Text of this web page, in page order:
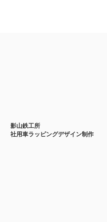
影山鉄工所
社用車ラッピングデザイン制作